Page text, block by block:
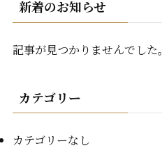
新着のお知らせ
記事が見つかりませんでした。
カテゴリー
カテゴリーなし